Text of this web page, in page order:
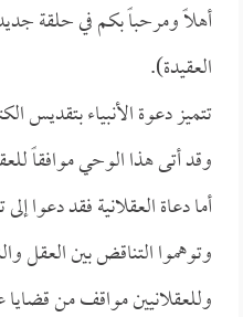
أهلاً ومرحباً بكم في حلقة
العقيدة).
تتميز دعوة الأنبياء بتقديس
وقد أتى هذا الوحي موافقاً
أما دعاة العقلانية فقد دعوا
وتوهموا التناقض بين العقل
وللعقلانيين مواقف من قضايا